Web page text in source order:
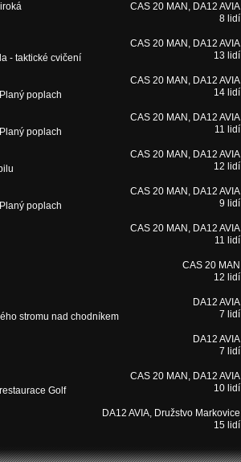
CAS 20 MAN, DA12 AVIA
8 lidí
CAS 20 MAN, DA12 AVIA
13 lidí
- taktické cvičení
CAS 20 MAN, DA12 AVIA
14 lidí
poplach
CAS 20 MAN, DA12 AVIA
11 lidí
poplach
CAS 20 MAN, DA12 AVIA
12 lidí
CAS 20 MAN, DA12 AVIA
9 lidí
poplach
CAS 20 MAN, DA12 AVIA
11 lidí
CAS 20 MAN
12 lidí
DA12 AVIA
7 lidí
stromu nad chodníkem
DA12 AVIA
7 lidí
CAS 20 MAN, DA12 AVIA
10 lidí
Golf
DA12 AVIA, Družstvo Markovice
15 lidí